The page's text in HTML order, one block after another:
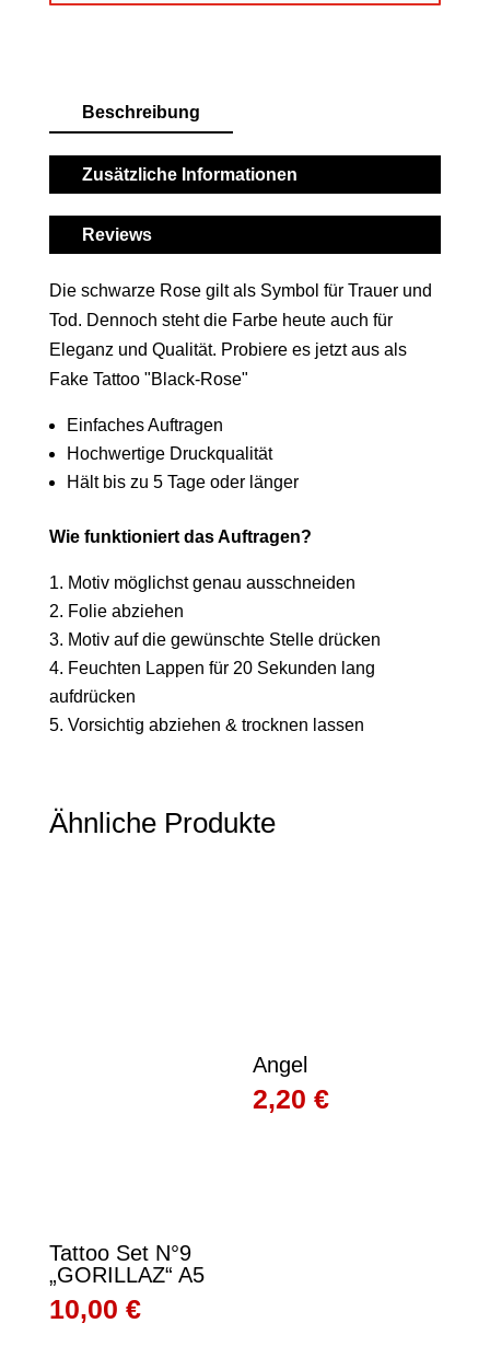
Beschreibung
Zusätzliche Informationen
Reviews
Die schwarze Rose gilt als Symbol für Trauer und
Tod. Dennoch steht die Farbe heute auch für
Eleganz und Qualität. Probiere es jetzt aus als
Fake Tattoo "Black-Rose"
Einfaches Auftragen
Hochwertige Druckqualität
Hält bis zu 5 Tage oder länger
Wie funktioniert das Auftragen?
Motiv möglichst genau ausschneiden
Folie abziehen
Motiv auf die gewünschte Stelle drücken
Feuchten Lappen für 20 Sekunden lang
aufdrücken
Vorsichtig abziehen & trocknen lassen
Ähnliche Produkte
Tattoo Set N°9
„GORILLAZ“ A5
10,00 €
Angel
2,20€